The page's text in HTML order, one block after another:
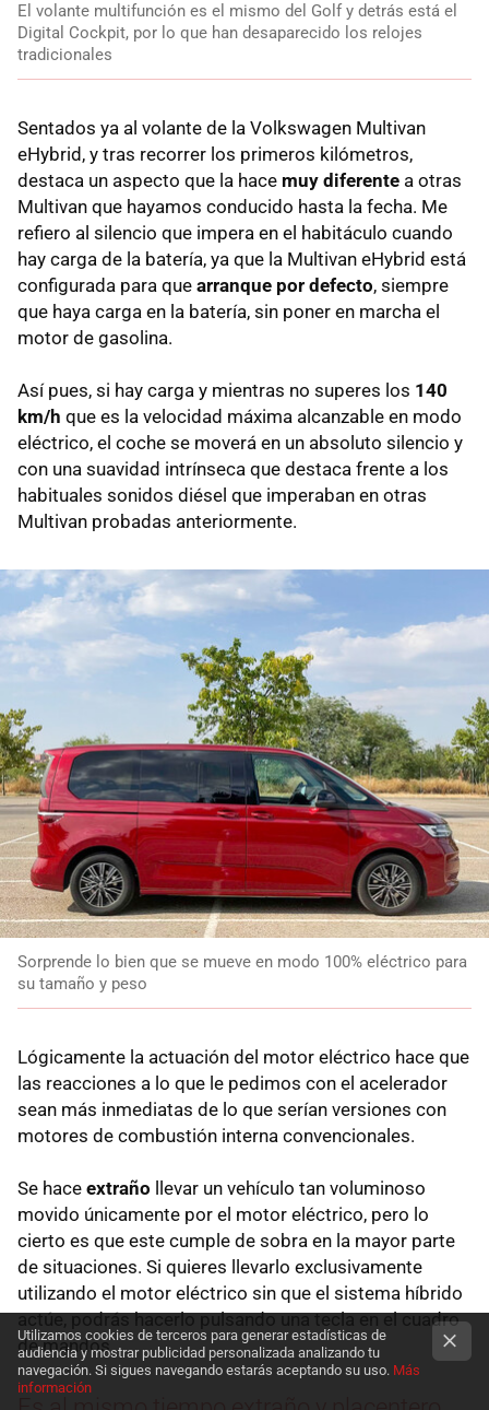
El volante multifunción es el mismo del Golf y detrás está el
Digital Cockpit, por lo que han desaparecido los relojes
tradicionales
Sentados ya al volante de la Volkswagen Multivan
eHybrid, y tras recorrer los primeros kilómetros,
destaca un aspecto que la hace muy diferente a otras
Multivan que hayamos conducido hasta la fecha. Me
refiero al silencio que impera en el habitáculo cuando
hay carga de la batería, ya que la Multivan eHybrid está
configurada para que arranque por defecto, siempre
que haya carga en la batería, sin poner en marcha el
motor de gasolina.
Así pues, si hay carga y mientras no superes los 140
km/h que es la velocidad máxima alcanzable en modo
eléctrico, el coche se moverá en un absoluto silencio y
con una suavidad intrínseca que destaca frente a los
habituales sonidos diésel que imperaban en otras
Multivan probadas anteriormente.
Sorprende lo bien que se mueve en modo 100% eléctrico para
su tamaño y peso
Lógicamente la actuación del motor eléctrico hace que
las reacciones a lo que le pedimos con el acelerador
sean más inmediatas de lo que serían versiones con
motores de combustión interna convencionales.
Se hace extraño llevar un vehículo tan voluminoso
movido únicamente por el motor eléctrico, pero lo
cierto es que este cumple de sobra en la mayor parte
de situaciones. Si quieres llevarlo exclusivamente
utilizando el motor eléctrico sin que el sistema híbrido
actúe, podrás hacerlo pulsando una tecla en el cuadro
de mandos.
Utilizamos cookies de terceros para generar estadísticas de
audiencia y mostrar publicidad personalizada analizando tu
navegación. Si sigues navegando estarás aceptando su uso. Más
información